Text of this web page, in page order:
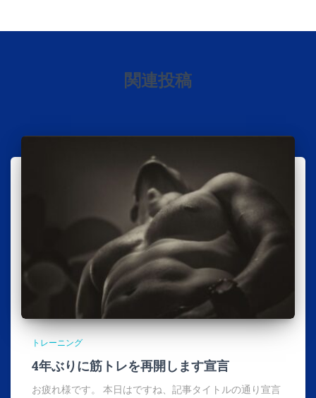
関連投稿
トレーニング
4年ぶりに筋トレを再開します宣言
お疲れ様です。 本日はですね、記事タイトルの通り宣言